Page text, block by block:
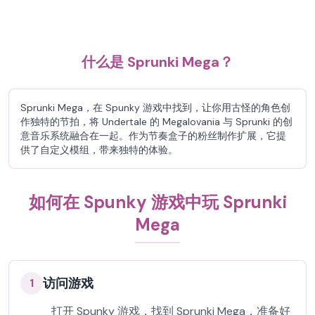
什么是 Sprunki Mega？
Sprunki Mega，在 Spunky 游戏中找到，让你用古怪的角色创
作独特的节拍，将 Undertale 的 Megalovania 与 Sprunki 的创
意音乐系统融合在一起。作为节奏盒子的粉丝制作扩展，它提
供了自定义模组，带来独特的体验。
如何在 Spunky 游戏中玩 Sprunki
Mega
1 访问游戏
打开 Spunky 游戏，找到 Sprunki Mega，准备好